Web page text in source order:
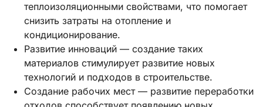
теплоизоляционными свойствами, что помогает
снизить затраты на отопление и
кондиционирование.
Развитие инноваций — создание таких
материалов стимулирует развитие новых
технологий и подходов в строительстве.
Создание рабочих мест — развитие переработки